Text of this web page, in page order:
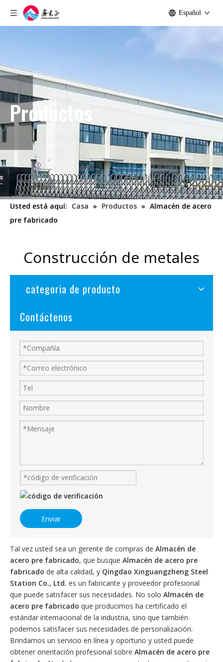
Español
Productos
Usted está aquí: Casa » Productos » Almacén de acero
pre fabricado
Construcción de metales
categoria de producto
Contáctenos
Enviar
Tal vez usted sea un gerente de compras de Almacén de
acero pre fabricado, que busque Almacén de acero pre
fabricado de alta calidad, y Qingdao Xinguangzheng Steel
Station Co., Ltd. es un fabricante y proveedor profesional
que puede satisfacer sus necesidades. No solo Almacén de
acero pre fabricado que producimos ha certificado el
estándar internacional de la industria, sino que también
podemos satisfacer sus necesidades de personalización.
Brindamos un servicio en línea y oportuno y usted puede
obtener orientación profesional sobre Almacén de acero pre